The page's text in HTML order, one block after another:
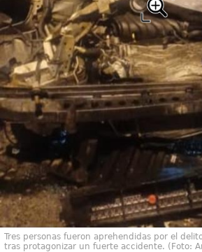
Tres personas fueron aprehendidas por el
tras protagonizar un fuerte accidente. (Foto: